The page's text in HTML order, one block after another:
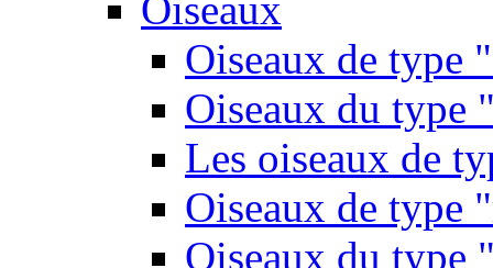
Oiseaux
Oiseaux de type
Oiseaux du type
Les oiseaux de
Oiseaux de type
Oiseaux du type